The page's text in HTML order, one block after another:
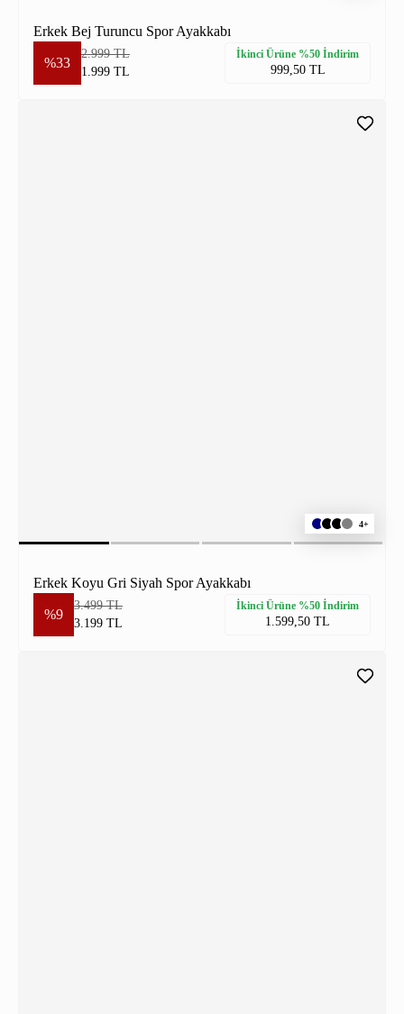
Erkek Bej Turuncu Spor Ayakkabı
%33
2.999 TL
1.999 TL
İkinci Ürüne %50 İndirim
999,50 TL
4+
Erkek Koyu Gri Siyah Spor Ayakkabı
%9
3.499 TL
3.199 TL
İkinci Ürüne %50 İndirim
1.599,50 TL